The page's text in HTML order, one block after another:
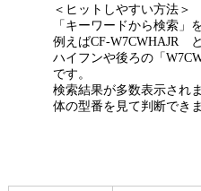
＜ヒットしやすい方法＞
「キーワードから検索」
例えばCF-W7CWHAJR
ハイフンや後ろの「
です。
検索結果が多数表示され
体の型番を見て判断できま